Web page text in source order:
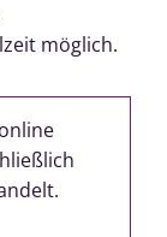
möglich.